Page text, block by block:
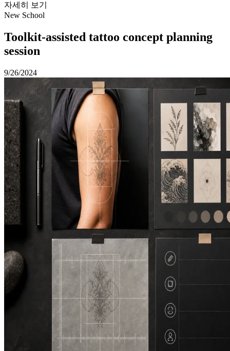
자세히 보기
New School
Toolkit-assisted tattoo concept planning
session
9/26/2024